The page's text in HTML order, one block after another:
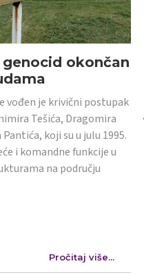
okončan
vođen je krivični postupak
Tešića, Dragomira
koji su u julu 1995.
i komandne funkcije u
na području
Pročitaj više...